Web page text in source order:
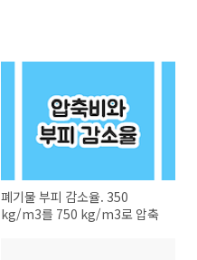
폐기물 부피 감소율. 350
kg/m3를 750 kg/m3로 압축